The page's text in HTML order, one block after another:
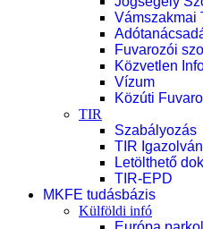
Vámszakmai
Fuvarozói
Közvetlen
Vízum
Közúti
TIR
Szabályozás
TIR
Letölthető
TIR-EPD
MKFE tudásbázis
Külföldi infó